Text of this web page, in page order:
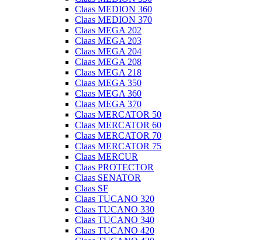
Claas MEDION 360
Claas MEDION 370
Claas MEGA 202
Claas MEGA 203
Claas MEGA 204
Claas MEGA 208
Claas MEGA 218
Claas MEGA 350
Claas MEGA 360
Claas MEGA 370
Claas MERCATOR 50
Claas MERCATOR 60
Claas MERCATOR 70
Claas MERCATOR 75
Claas MERCUR
Claas PROTECTOR
Claas SENATOR
Claas SF
Claas TUCANO 320
Claas TUCANO 330
Claas TUCANO 340
Claas TUCANO 420